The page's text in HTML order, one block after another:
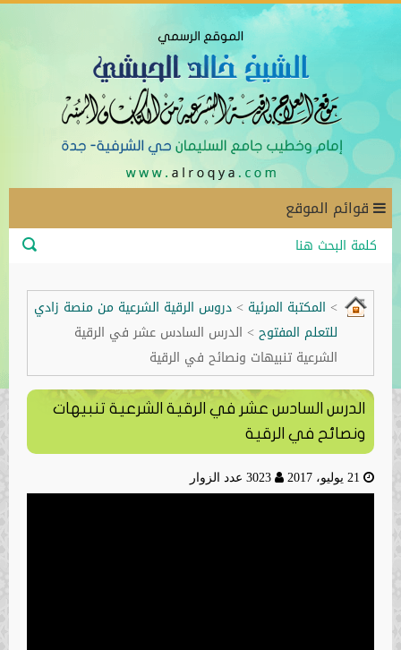
قوائم الموقع
> المكتبة المرئية > دروس الرقية الشرعية من منصة زادي
للتعلم المفتوح> الدرس السادس عشر في الرقية
الشرعية تنبيهات ونصائح في الرقية
الدرس السادس عشر في الرقية الشرعية تنبيهات
ونصائح في الرقية